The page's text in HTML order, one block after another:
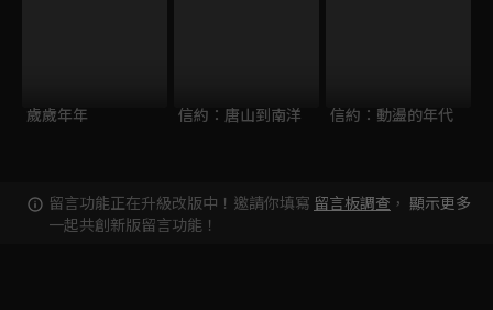
歲歲年年 信約：唐山到南洋 信約：動盪的年代
留言功能正在升級改版中！邀請你填寫 留言板調查 ，
一起共創新版留言功能！
顯示更多